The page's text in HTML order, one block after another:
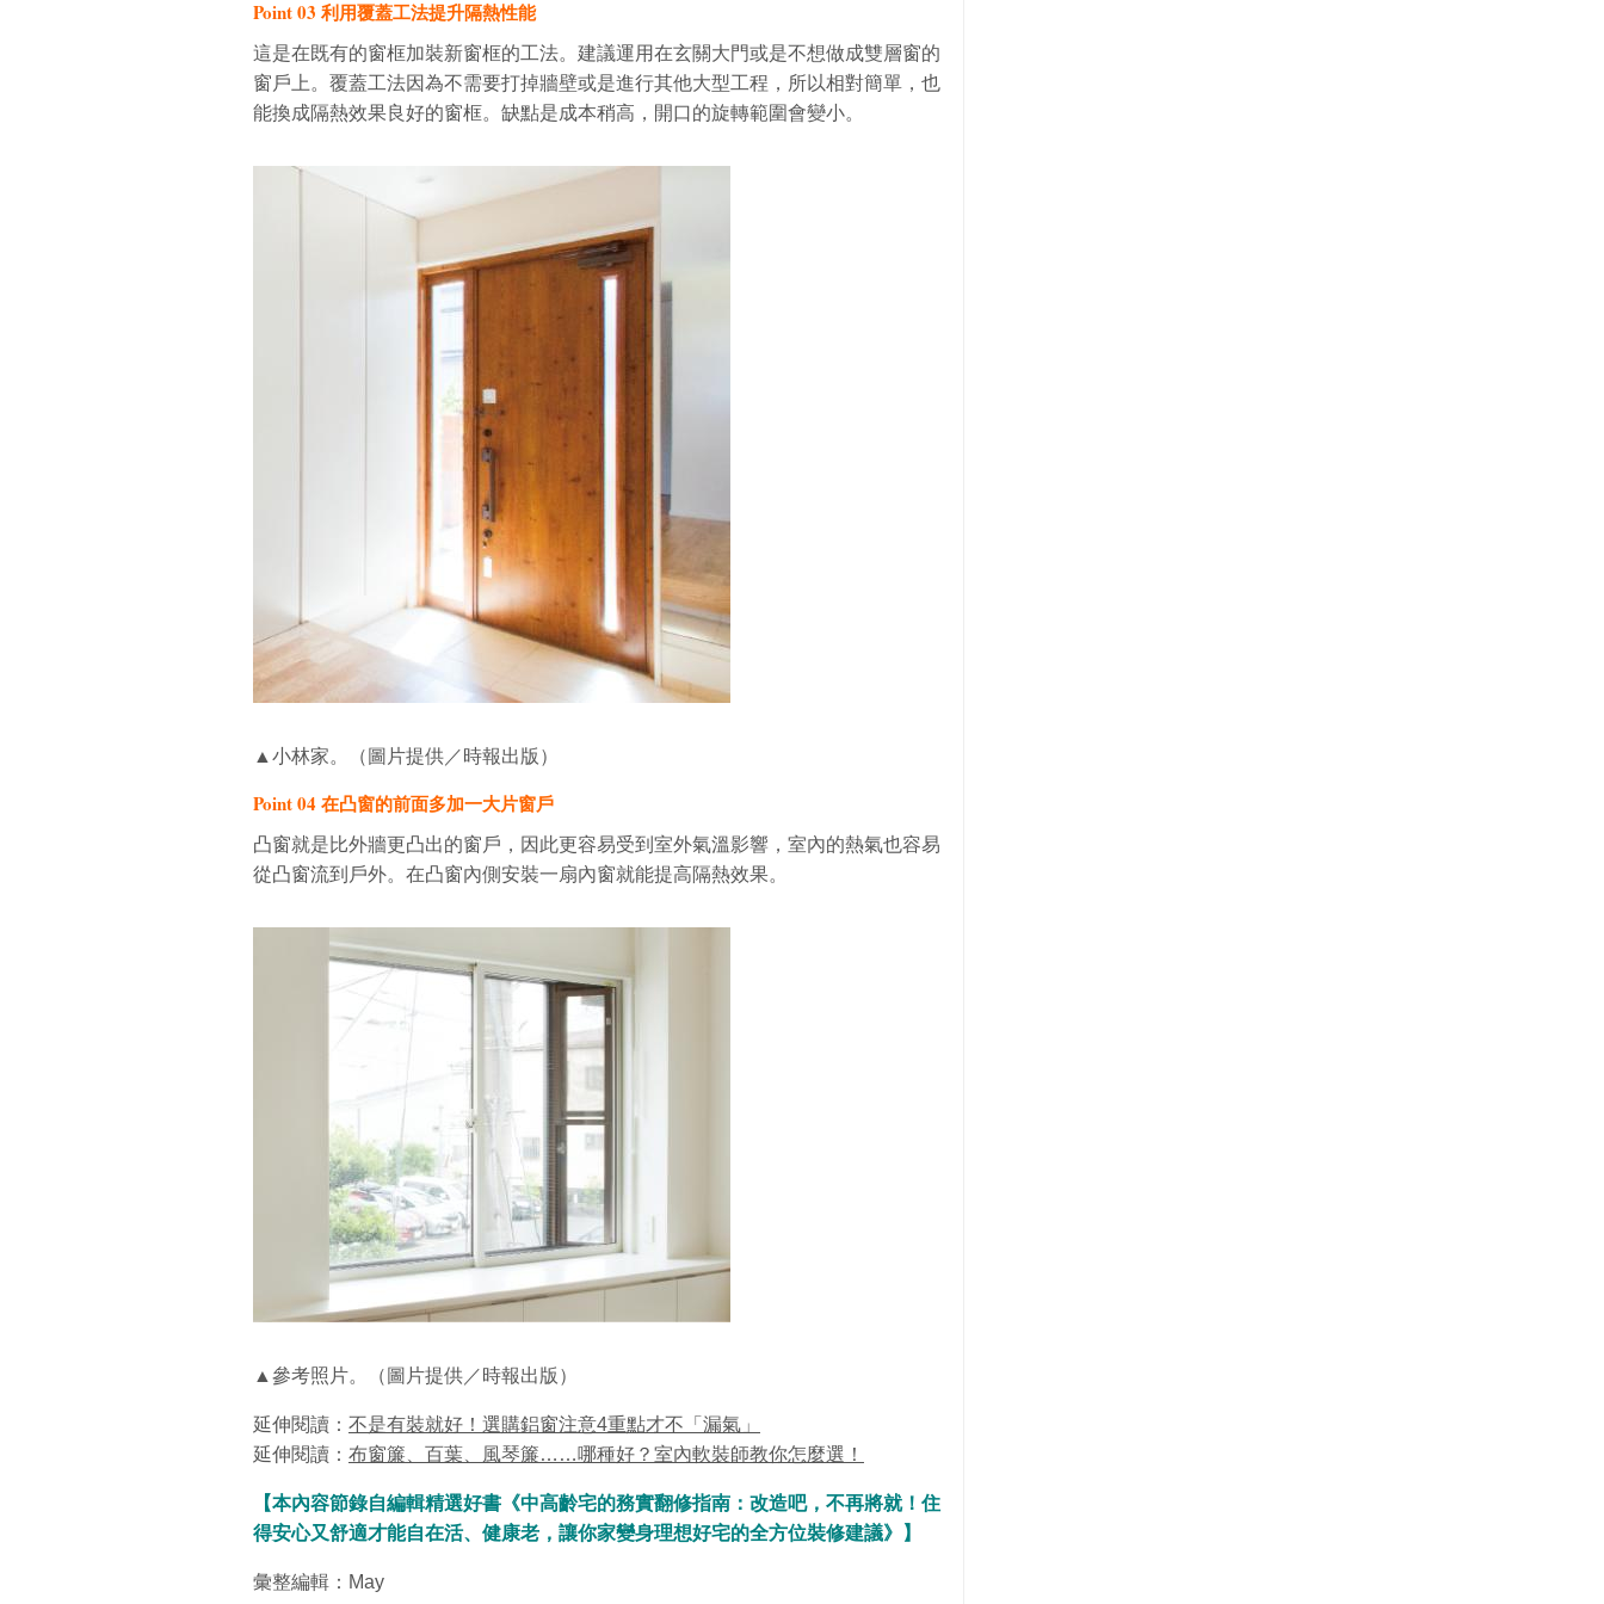
Point 03 利用覆蓋工法提升隔熱性能
這是在既有的窗框加裝新窗框的工法。建議運用在玄關大門或是不想做成雙層窗的
窗戶上。覆蓋工法因為不需要打掉牆壁或是進行其他大型工程，所以相對簡單，也
能換成隔熱效果良好的窗框。缺點是成本稍高，開口的旋轉範圍會變小。
▲小林家。（圖片提供／時報出版）
Point 04 在凸窗的前面多加一大片窗戶
凸窗就是比外牆更凸出的窗戶，因此更容易受到室外氣溫影響，室內的熱氣也容易
從凸窗流到戶外。在凸窗內側安裝一扇內窗就能提高隔熱效果。
▲參考照片。（圖片提供／時報出版）
延伸閱讀： 不是有裝就好！選購鋁窗注意4重點才不「漏氣」
延伸閱讀： 布窗簾、百葉、風琴簾……哪種好？室內軟裝師教你怎麼選！
【本內容節錄自編輯精選好書《中高齡宅的務實翻修指南：改造吧，不再將就！住
得安心又舒適才能自在活、健康老，讓你家變身理想好宅的全方位裝修建議》】
彙整編輯：May